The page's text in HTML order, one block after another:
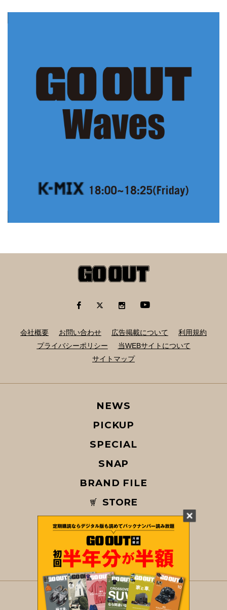
会社概要 お問い合わせ 広告掲載について
利用規約
プライバシーポリシー
当WEBサイトについて
サイトマップ
© COPYRIGHT 2026 GO OUT / SAN-EI CORPORATION Co.,Ltd.
NEWS
PICKUP
SPECIAL
SNAP
BRAND FILE
STORE
MAGAZINE